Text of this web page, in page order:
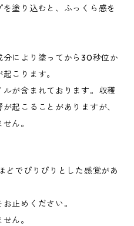
塗り込むと、ふっくら感を
分により塗ってから30秒位か
こります。
が含まれております。収穫
起こることがありますが、
ん。
どでぴりぴりとした感覚があ
止めください。
ん。